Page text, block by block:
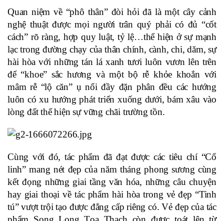
Quan niệm về “phô thân” đòi hỏi đã là một cây cảnh
nghệ thuật được mọi người trân quý phải có đủ “cốt
cách” rõ ràng, hợp quy luật, tỷ lệ…thể hiện ở sự mạnh
lạc trong đường chạy của thân chính, cành, chi, dăm, sự
hài hòa với những tán lá xanh tươi luôn vươn lên trên
để “khoe” sắc hương và một bộ rễ khỏe khoắn với
mâm rễ “lộ căn” ụ nổi đầy đặn phân đều các hướng
luôn có xu hướng phát triển xuống dưới, bám xâu vào
lòng đất thể hiện sự vững chãi trường tồn.
Cùng với đó, tác phẩm đã đạt được các tiêu chí “Cổ
linh” mang nét đẹp của năm tháng phong sương cùng
kết đọng những giai tầng văn hóa, những câu chuyện
hay giai thoại về tác phẩm hài hòa trong vẻ đẹp “Tinh
tú” vượt trội tạo được đẳng cấp riêng có. Vẻ đẹp của tác